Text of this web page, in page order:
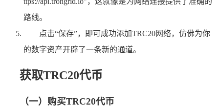
路线。
点击“保存”，即可成功添加TRC20网络，仿佛为你
的数字资产开辟了一条新的通道。
获取TRC20代币
（一）购买TRC20代币